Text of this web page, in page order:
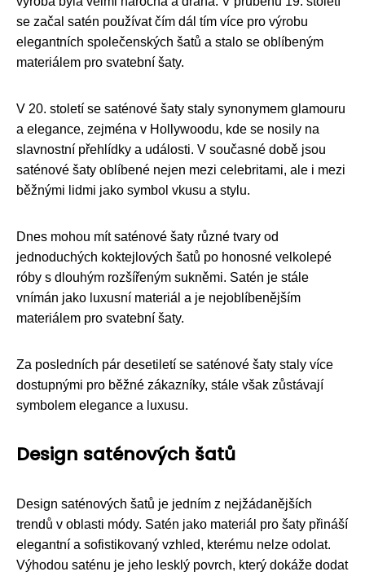
se začal satén používat čím dál tím více pro výrobu
elegantních společenských šatů a stalo se oblíbeným
materiálem pro svatební šaty.
V 20. století se saténové šaty staly synonymem glamouru
a elegance, zejména v Hollywoodu, kde se nosily na
slavnostní přehlídky a události. V současné době jsou
saténové šaty oblíbené nejen mezi celebritami, ale i mezi
běžnými lidmi jako symbol vkusu a stylu.
Dnes mohou mít saténové šaty různé tvary od
jednoduchých koktejlových šatů po honosné velkolepé
róby s dlouhým rozšířeným sukněmi. Satén je stále
vnímán jako luxusní materiál a je nejoblíbenějším
materiálem pro svatební šaty.
Za posledních pár desetiletí se saténové šaty staly více
dostupnými pro běžné zákazníky, stále však zůstávají
symbolem elegance a luxusu.
Design saténových šatů
Design saténových šatů je jedním z nejžádanějších
trendů v oblasti módy. Satén jako materiál pro šaty přináší
elegantní a sofistikovaný vzhled, kterému nelze odolat.
Výhodou saténu je jeho lesklý povrch, který dokáže dodat